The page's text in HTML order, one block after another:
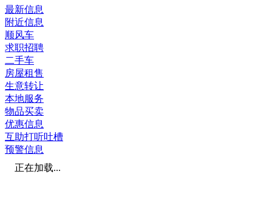
最新信息
附近信息
顺风车
求职招聘
二手车
房屋租售
生意转让
本地服务
物品买卖
优惠信息
互助打听吐槽
预警信息
正在加载...